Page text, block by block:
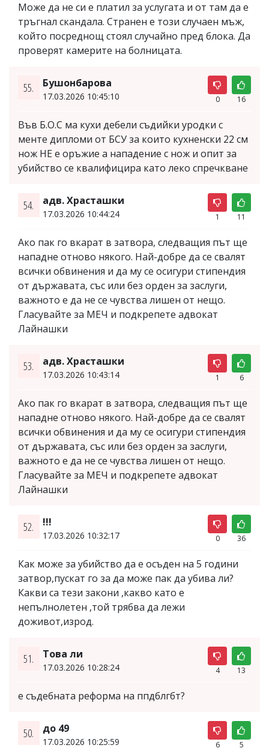
Може да не си е платил за услугата и от там да е
тръгнал скандала. Странен е този случаен мъж,
който посреднощ стоял случайно пред блока. Да
проверят камерите на болницата.
55. Бушонбарова
17.03.2026 10:45:10 0 16
Във Б.О.С ма кухи дебели съдийки уродки с
менте дипломи от БСУ за които кухненски 22 см
нож НЕ е оръжие а нападение с нож и опит за
убийство се квалифицира като леко спречкване
54. адв. Храсташки
17.03.2026 10:44:24 1 11
Ако пак го вкарат в затвора, следващия път ще
нападне отново някого. Най-добре да се свалят
всички обвинения и да му се осигури стипендия
от държавата, със или без орден за заслуги,
важното е да не се чувства лишен от нещо.
Гласувайте за МЕЧ и подкрепете адвокат
Лайнашки
53. адв. Храсташки
17.03.2026 10:43:14 1 6
Ако пак го вкарат в затвора, следващия път ще
нападне отново някого. Най-добре да се свалят
всички обвинения и да му се осигури стипендия
от държавата, със или без орден за заслуги,
важното е да не се чувства лишен от нещо.
Гласувайте за МЕЧ и подкрепете адвокат
Лайнашки
52. !!!
17.03.2026 10:32:17 0 36
Как може за убийство да е осъден на 5 години
затвор,пускат го за да може пак да убива ли?
Какви са тези закони ,какво като е
непълнолетен ,той трябва да лежи
доживот,изрод.
51. Това ли
17.03.2026 10:28:24 4 13
е съдебната реформа на ппдблгбт?
50. до 49
17.03.2026 10:25:59 6 5